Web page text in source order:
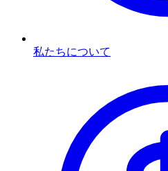
私たちについて